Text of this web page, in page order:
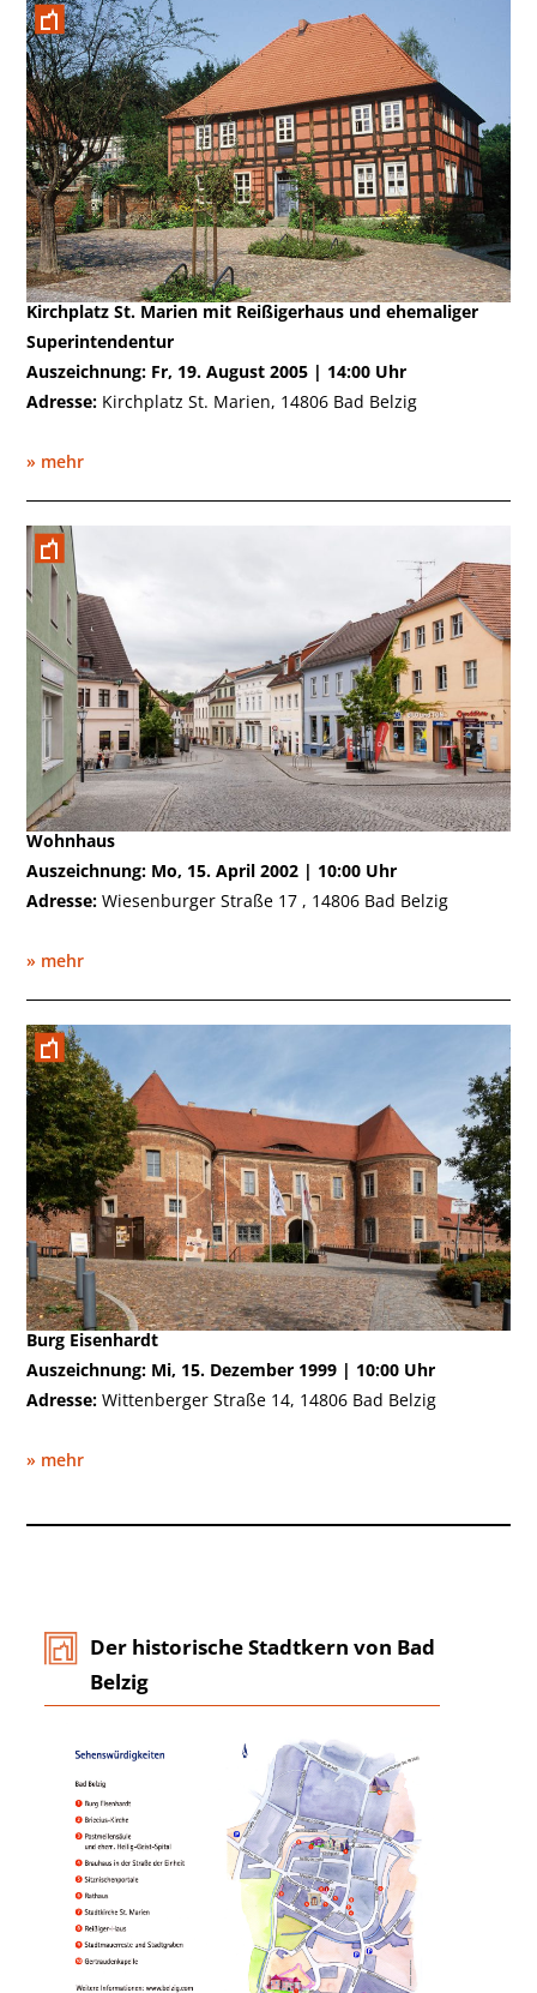
August 2005
Kirchplatz St. Marien mit Reißigerhaus und ehemaliger
Superintendentur
Auszeichnung: Fr, 19. August 2005 | 14:00 Uhr
Adresse: Kirchplatz St. Marien, 14806 Bad Belzig
» mehr
April 2002
Wohnhaus
Auszeichnung: Mo, 15. April 2002 | 10:00 Uhr
Adresse: Wiesenburger Straße 17 , 14806 Bad Belzig
» mehr
Dezember 1999
Burg Eisenhardt
Auszeichnung: Mi, 15. Dezember 1999 | 10:00 Uhr
Adresse: Wittenberger Straße 14, 14806 Bad Belzig
» mehr
Der historische Stadtkern von Bad
Belzig